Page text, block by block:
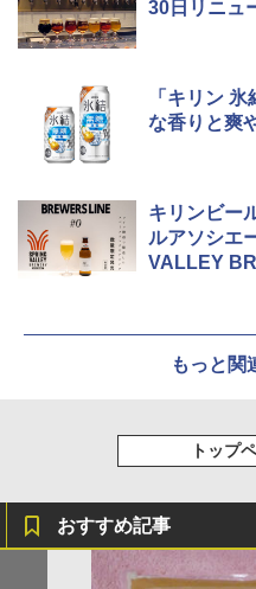
30日リニュ
「キリン
な香りと爽
キリンビー
ルアソシエ
VALLEY
もっと関
トップ
おすすめ記事